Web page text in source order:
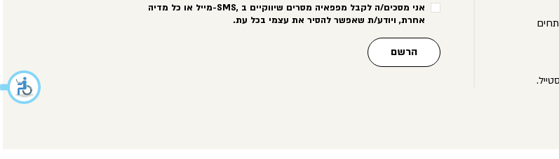
אני מסכים/ה לקבל מפפאיה מסרים שיווקיים ב -SMS,מייל או כל מדיה
אחרת, ויודע/ת שאפשר להסיר את עצמי בכל עת.
הרשם